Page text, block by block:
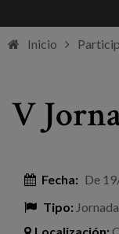
Inicio
V
Fecha: De
Tipo: Jornada